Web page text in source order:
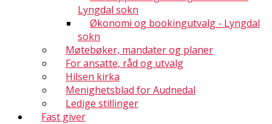
Lyngdal sokn
Økonomi og bookingutvalg - Lyngdal
sokn
Møtebøker, mandater og planer
For ansatte, råd og utvalg
Hilsen kirka
Menighetsblad for Audnedal
Ledige stillinger
Fast giver